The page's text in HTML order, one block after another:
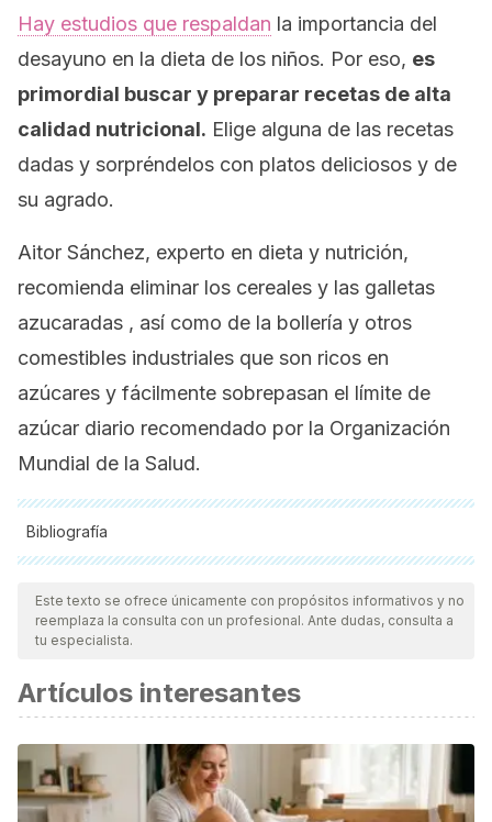
Hay estudios que respaldan la importancia del
desayuno en la dieta de los niños. Por eso, es
primordial buscar y preparar recetas de alta
calidad nutricional. Elige alguna de las recetas
dadas y sorpréndelos con platos deliciosos y de
su agrado.
Aitor Sánchez, experto en dieta y nutrición,
recomienda eliminar los cereales y las galletas
azucaradas , así como de la bollería y otros
comestibles industriales que son ricos en
azúcares y fácilmente sobrepasan el límite de
azúcar diario recomendado por la Organización
Mundial de la Salud.
Bibliografía
Todas las fuentes citadas fueron revisadas a profundidad por
nuestro equipo, para asegurar su calidad, confiabilidad,
vigencia y validez.La bibliografía de este artículo fue
científica.
Jackson, L. W. (2013). The most important meal of the day:
Why children skip breakfast and what can be done about
it.Pediatric Annals,42 (9), 184–187.
https://doi.org/10.3928/00904481-20130823-10
Este texto se ofrece únicamente con propósitos informativos y no
reemplaza la consulta con un profesional. Ante dudas, consulta a
tu especialista.
Artículos interesantes